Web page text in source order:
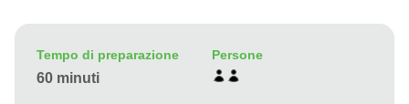
Tempo di preparazione
60 minuti
Persone